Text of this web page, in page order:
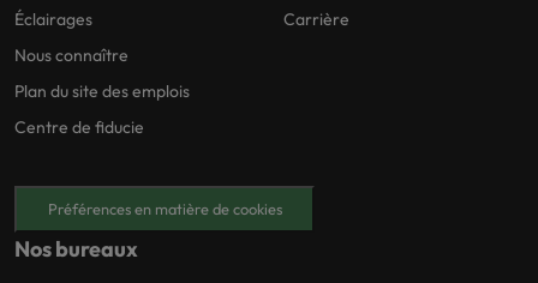
Éclairages
Nous connaître
Plan du site des emplois
Centre de fiducie
Carrière
Préférences en matière de cookies
Nos bureaux